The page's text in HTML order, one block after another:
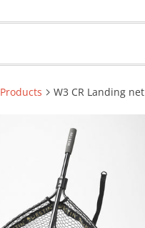
Products W3 CR Landing net